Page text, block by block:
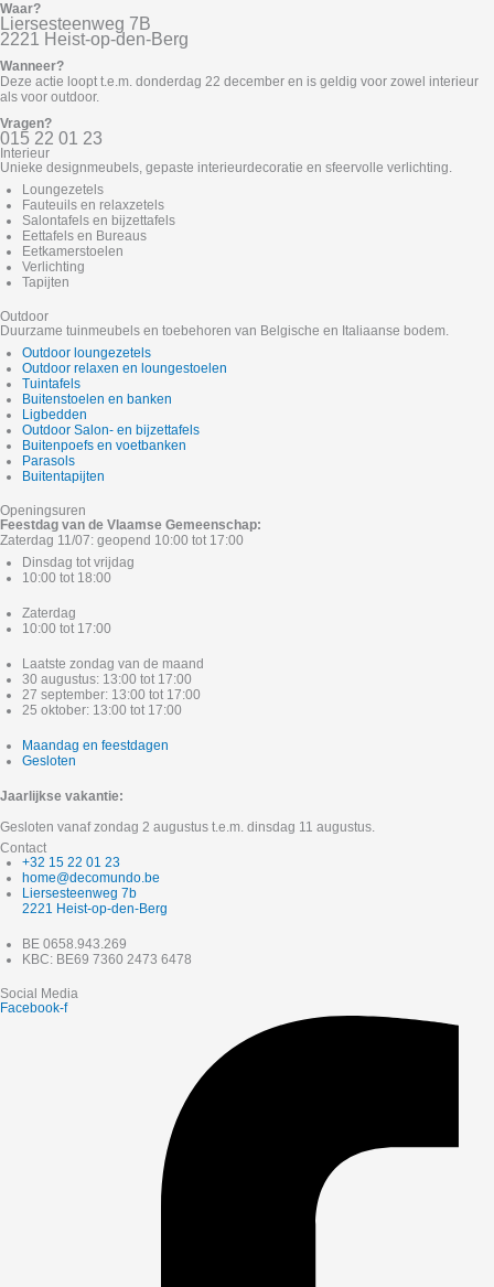
Waar?
Liersesteenweg 7B
2221 Heist-op-den-Berg
Wanneer?
Deze actie loopt t.e.m. donderdag 22 december en is geldig voor zowel interieur
als voor outdoor.
Vragen?
015 22 01 23
Interieur
Unieke designmeubels, gepaste interieurdecoratie en sfeervolle verlichting.
Loungezetels
Fauteuils en relaxzetels
Salontafels en bijzettafels
Eettafels en Bureaus
Eetkamerstoelen
Verlichting
Tapijten
Outdoor
Duurzame tuinmeubels en toebehoren van Belgische en Italiaanse bodem.
Outdoor loungezetels
Outdoor relaxen en loungestoelen
Tuintafels
Buitenstoelen en banken
Ligbedden
Outdoor Salon- en bijzettafels
Buitenpoefs en voetbanken
Parasols
Buitentapijten
Openingsuren
Feestdag van de Vlaamse Gemeenschap:
Zaterdag 11/07: geopend 10:00 tot 17:00
Dinsdag tot vrijdag
10:00 tot 18:00
Zaterdag
10:00 tot 17:00
Laatste zondag van de maand
30 augustus: 13:00 tot 17:00
27 september: 13:00 tot 17:00
25 oktober: 13:00 tot 17:00
Maandag en feestdagen
Gesloten
Jaarlijkse vakantie:
Gesloten vanaf zondag 2 augustus t.e.m. dinsdag 11 augustus.
Contact
+32 15 22 01 23
home@decomundo.be
Liersesteenweg 7b
2221 Heist-op-den-Berg
BE 0658.943.269
KBC: BE69 7360 2473 6478
Social Media
Facebook-f